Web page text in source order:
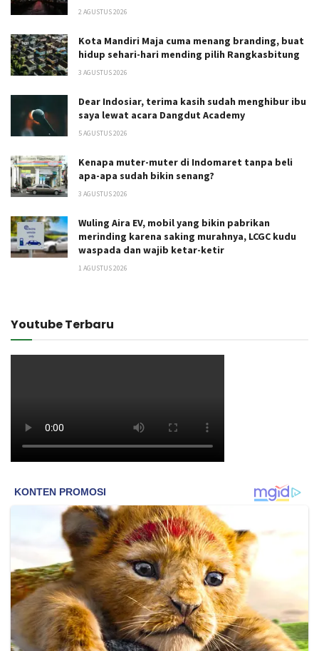
2 AGUSTUS 2026
Kota Mandiri Maja cuma menang branding, buat
hidup sehari-hari mending pilih Rangkasbitung
3 AGUSTUS 2026
Dear Indosiar, terima kasih sudah menghibur ibu
saya lewat acara Dangdut Academy
5 AGUSTUS 2026
Kenapa muter-muter di Indomaret tanpa beli
apa-apa sudah bikin senang?
3 AGUSTUS 2026
Wuling Aira EV, mobil yang bikin pabrikan
merinding karena saking murahnya, LCGC kudu
waspada dan wajib ketar-ketir
1 AGUSTUS 2026
Youtube Terbaru